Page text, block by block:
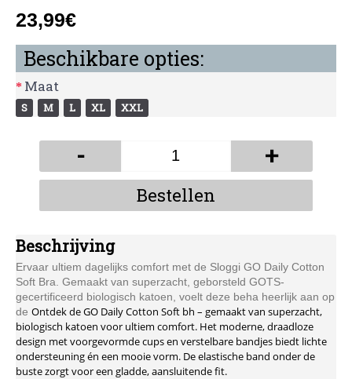
23,99€
Beschikbare opties:
Maat
S M L XL XXL
- +
Bestellen
Beschrijving
Ervaar ultiem dagelijks comfort met de Sloggi GO Daily Cotton
Soft Bra. Gemaakt van superzacht, geborsteld GOTS-
gecertificeerd biologisch katoen, voelt deze beha heerlijk aan op
de Ontdek de GO Daily Cotton Soft bh – gemaakt van superzacht,
biologisch katoen voor ultiem comfort. Het moderne, draadloze
design met voorgevormde cups en verstelbare bandjes biedt lichte
ondersteuning én een mooie vorm. De elastische band onder de
buste zorgt voor een gladde, aansluitende fit.